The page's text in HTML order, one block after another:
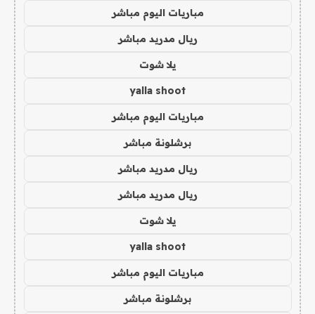
مباريات اليوم مباشر
ريال مدريد مباشر
يلا شوت
yalla shoot
مباريات اليوم مباشر
برشلونة مباشر
ريال مدريد مباشر
ريال مدريد مباشر
يلا شوت
yalla shoot
مباريات اليوم مباشر
برشلونة مباشر